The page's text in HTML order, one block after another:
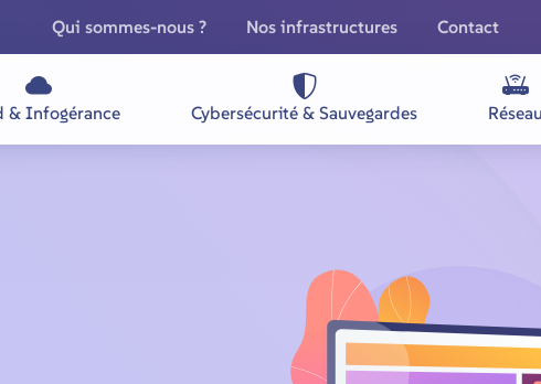
Qui sommes-nous ? Nos infrastructures Contact
& Infogérance Cybersécurité & Sauvegardes Réseau